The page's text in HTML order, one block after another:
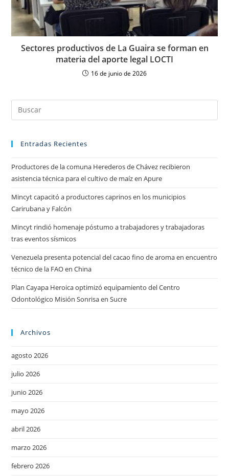
Sectores productivos de La Guaira se forman en
materia del aporte legal LOCTI
16 de junio de 2026
Entradas Recientes
Productores de la comuna Herederos de Chávez recibieron
asistencia técnica para el cultivo de maíz en Apure
Mincyt capacitó a productores caprinos en los municipios
Carirubana y Falcón
Mincyt rindió homenaje póstumo a trabajadores y trabajadoras
tras eventos sísmicos
Venezuela presenta potencial del cacao fino de aroma en encuentro
técnico de la FAO en China
Plan Cayapa Heroica optimizó equipamiento del Centro
Odontológico Misión Sonrisa en Sucre
Archivos
agosto 2026
julio 2026
junio 2026
mayo 2026
abril 2026
marzo 2026
febrero 2026